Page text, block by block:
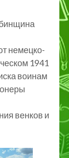
немецко-
1941
воинам
венков и